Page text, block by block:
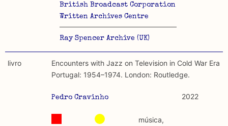
British Broadcast Corporation
Written Archives Centre
Ray Spencer Archive (UK)
livro
Encounters with Jazz on Television in Cold War Era
Portugal: 1954–1974. London: Routledge.
Pedro Cravinho 2022
música,